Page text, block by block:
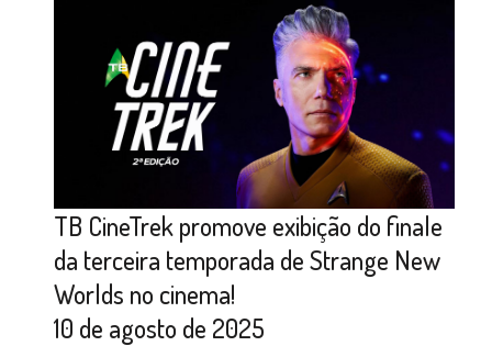
TB CineTrek promove exibição do finale
da terceira temporada de Strange New
Worlds no cinema!
10 de agosto de 2025